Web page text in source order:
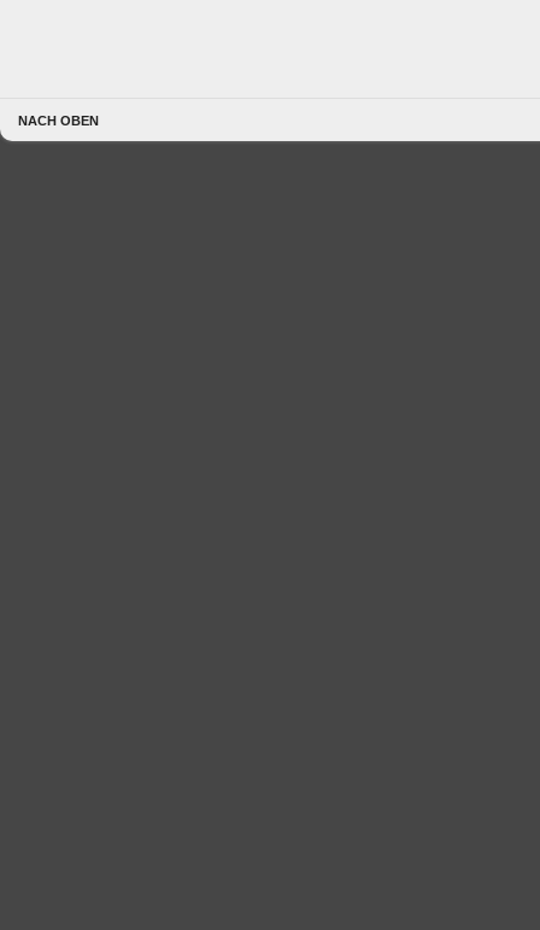
NACH OBEN